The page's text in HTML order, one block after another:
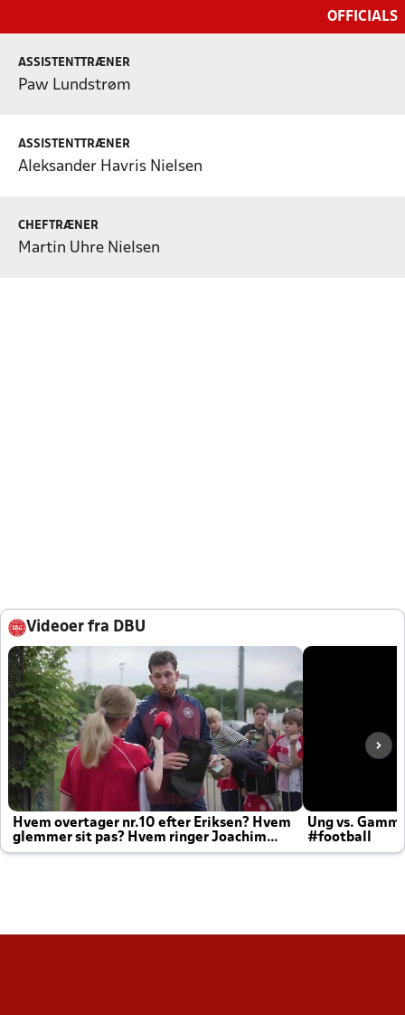
OFFICIALS
ASSISTENTTRÆNER
Paw Lundstrøm
ASSISTENTTRÆNER
Aleksander Havris Nielsen
CHEFTRÆNER
Martin Uhre Nielsen
Videoer fra DBU
Hvem overtager nr.10 efter Eriksen? Hvem
glemmer sit pas? Hvem ringer Joachim
altid til efter kampe?
Ung vs.
#football